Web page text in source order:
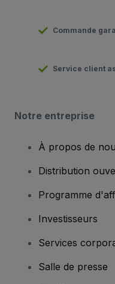
Commande
Service client
Notre entreprise
À propos de
Distribution
Programme
Investisseurs
Services
Salle de presse